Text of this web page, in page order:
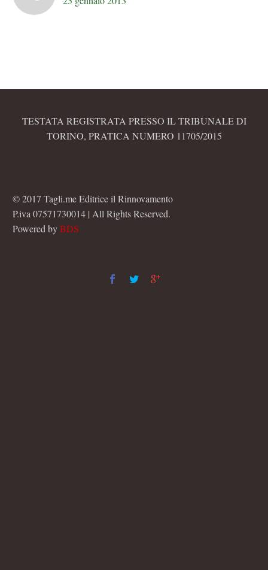
TESTATA REGISTRATA PRESSO IL TRIBUNALE DI
TORINO, PRATICA NUMERO 11705/2015
© 2017 Tagli.me Editrice il Rinnovamento
P.iva 07571730014 | All Rights Reserved.
Powered byBDS